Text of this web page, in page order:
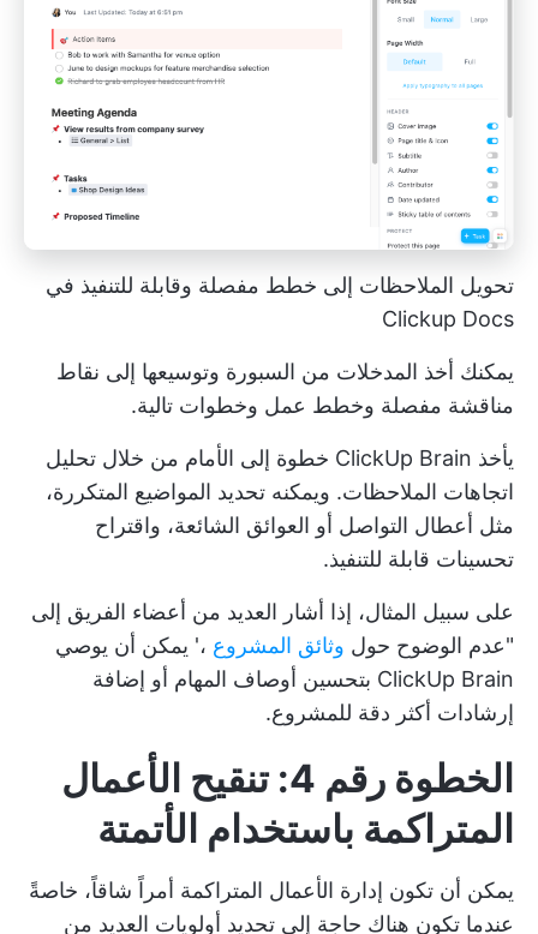
تحويل الملاحظات إلى خطط مفصلة وقابلة للتنفيذ في
Clickup Docs
يمكنك أخذ المدخلات من السبورة وتوسيعها إلى نقاط
مناقشة مفصلة وخطط عمل وخطوات تالية.
يأخذ ClickUp Brain خطوة إلى الأمام من خلال تحليل
اتجاهات الملاحظات. ويمكنه تحديد المواضيع المتكررة،
مثل أعطال التواصل أو العوائق الشائعة، واقتراح
تحسينات قابلة للتنفيذ.
على سبيل المثال، إذا أشار العديد من أعضاء الفريق إلى
"عدم الوضوح حول وثائق المشروع ،' يمكن أن يوصي
ClickUp Brain بتحسين أوصاف المهام أو إضافة
إرشادات أكثر دقة للمشروع.
الخطوة رقم 4: تنقيح الأعمال
المتراكمة باستخدام الأتمتة
يمكن أن تكون إدارة الأعمال المتراكمة أمراً شاقاً، خاصةً
عندما تكون هناك حاجة إلى تحديد أولويات العديد من